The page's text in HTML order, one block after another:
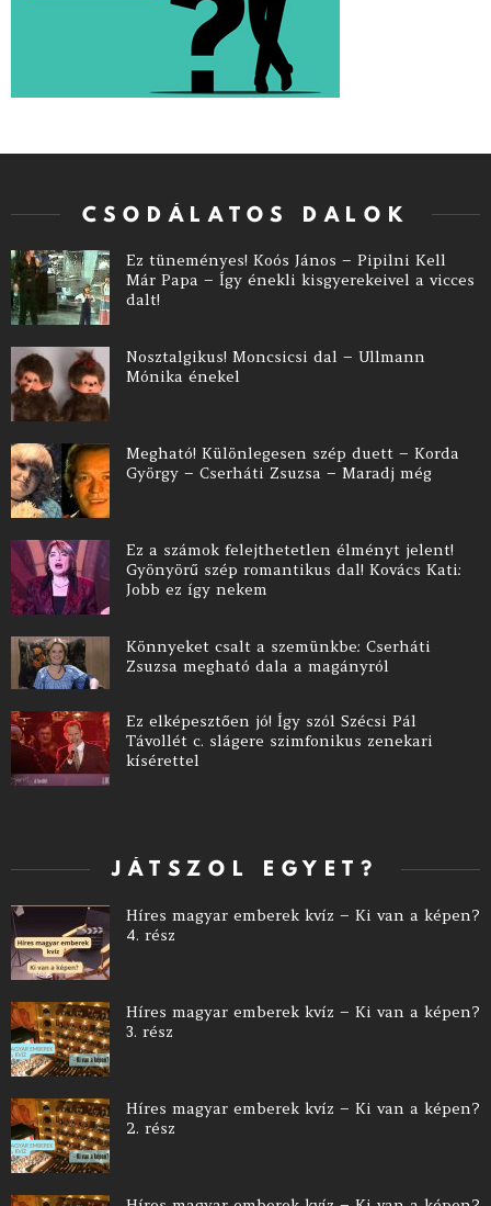
CSODÁLATOS DALOK
Ez tüneményes! Koós János – Pipilni Kell
Már Papa – Így énekli kisgyerekeivel a vicces
dalt!
Nosztalgikus! Moncsicsi dal – Ullmann
Mónika énekel
Megható! Különlegesen szép duett – Korda
György – Cserháti Zsuzsa – Maradj még
Ez a számok felejthetetlen élményt jelent!
Gyönyörű szép romantikus dal! Kovács Kati:
Jobb ez így nekem
Könnyeket csalt a szemünkbe: Cserháti
Zsuzsa megható dala a magányról
Ez elképesztően jó! Így szól Szécsi Pál
Távollét c. slágere szimfonikus zenekari
kísérettel
JÁTSZOL EGYET?
Híres magyar emberek kvíz – Ki van a képen?
4. rész
Híres magyar emberek kvíz – Ki van a képen?
3. rész
Híres magyar emberek kvíz – Ki van a képen?
2. rész